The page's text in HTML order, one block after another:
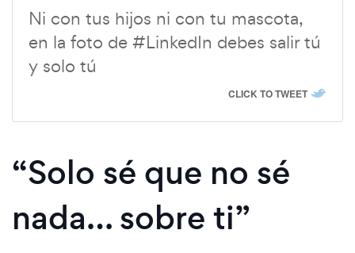
Ni con tus hijos ni con tu mascota,
en la foto de #LinkedIn debes salir tú
y solo tú
CLICK TO TWEET
“Solo sé que no sé
nada… sobre ti”